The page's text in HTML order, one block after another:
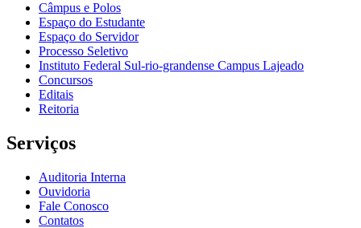
Câmpus e Polos
Espaço do Estudante
Espaço do Servidor
Processo Seletivo
Instituto Federal Sul-rio-grandense Campus Lajeado
Concursos
Editais
Reitoria
Serviços
Auditoria Interna
Ouvidoria
Fale Conosco
Contatos